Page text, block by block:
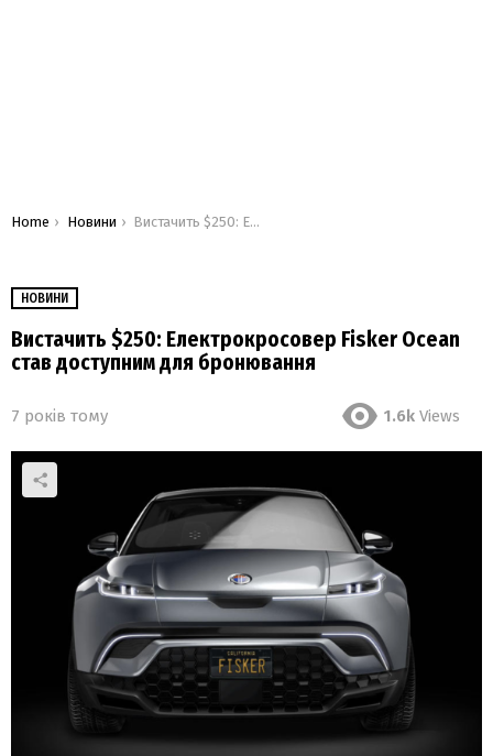
You are here:
Home Новини Вистачить $250: Електрокросовер Fisker Ocean став доступним для бронювання
НОВИНИ
Вистачить $250: Електрокросовер Fisker Ocean
став доступним для бронювання
7 років тому 1.6k Views